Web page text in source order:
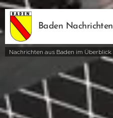
Baden Nachrichten
Nachrichten aus Baden im Überblick.